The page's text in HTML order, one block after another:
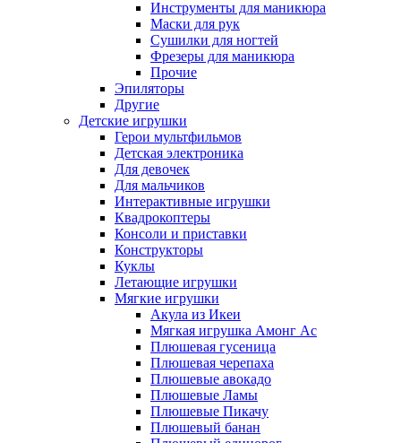
Инструменты для маникюра
Маски для рук
Сушилки для ногтей
Фрезеры для маникюра
Прочие
Эпиляторы
Другие
Детские игрушки
Герои мультфильмов
Детская электроника
Для девочек
Для мальчиков
Интерактивные игрушки
Квадрокоптеры
Консоли и приставки
Конструкторы
Куклы
Летающие игрушки
Мягкие игрушки
Акула из Икеи
Мягкая игрушка Амонг Ас
Плюшевая гусеница
Плюшевая черепаха
Плюшевые авокадо
Плюшевые Ламы
Плюшевые Пикачу
Плюшевый банан